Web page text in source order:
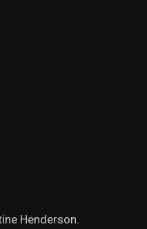
Henderson.